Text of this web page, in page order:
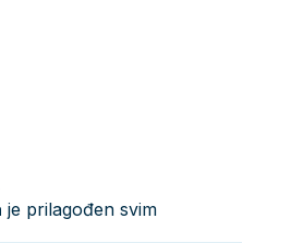
je prilagođen svim